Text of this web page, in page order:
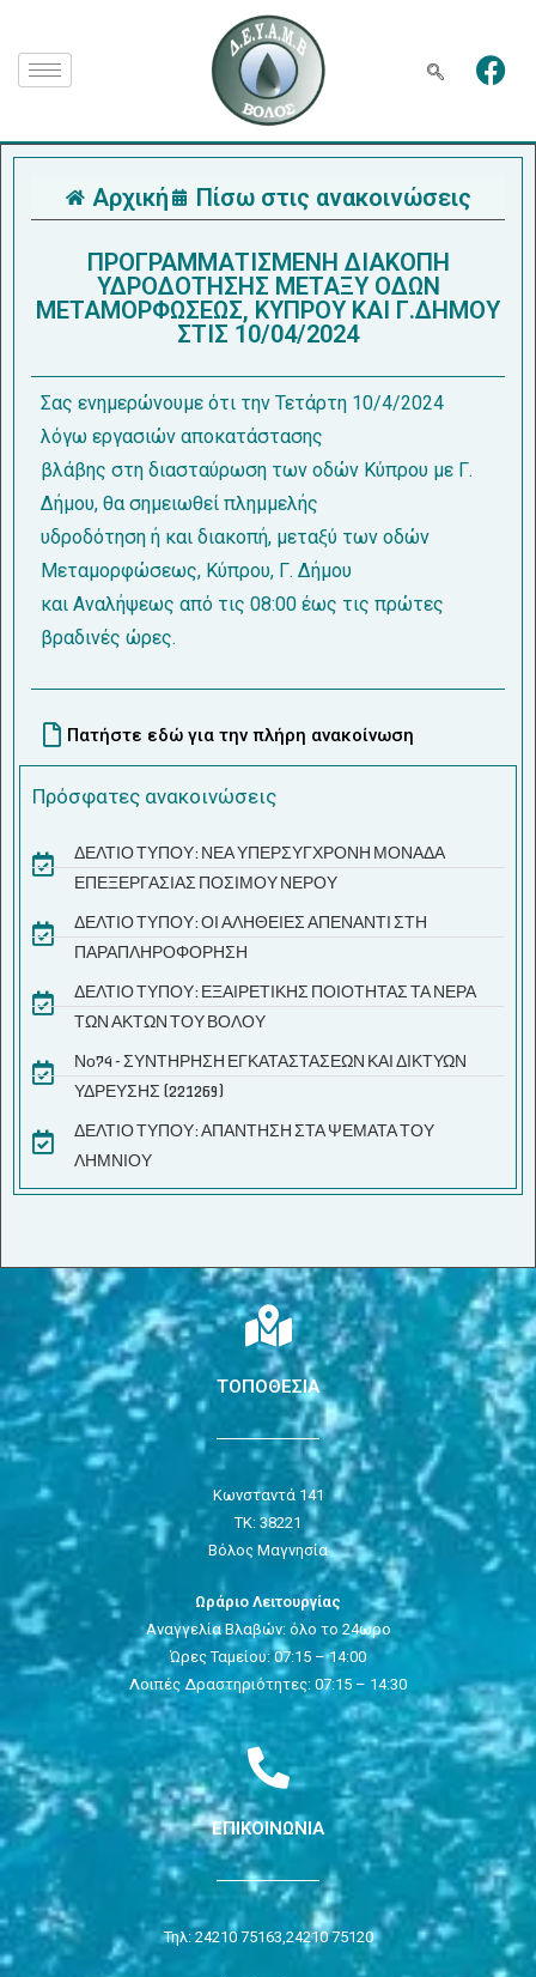
Αρχική Πίσω στις ανακοινώσεις
ΠΡΟΓΡΑΜΜΑΤΙΣΜΕΝΗ ΔΙΑΚΟΠΗ
ΥΔΡΟΔΟΤΗΣΗΣ ΜΕΤΑΞΥ ΟΔΩΝ
ΜΕΤΑΜΟΡΦΩΣΕΩΣ, ΚΥΠΡΟΥ ΚΑΙ Γ.ΔΗΜΟΥ
ΣΤΙΣ 10/04/2024
Σας ενημερώνουμε ότι την Τετάρτη 10/4/2024
λόγω εργασιών αποκατάστασης
βλάβης στη διασταύρωση των οδών Κύπρου με Γ.
Δήμου, θα σημειωθεί πλημμελής
υδροδότηση ή και διακοπή, μεταξύ των οδών
Μεταμορφώσεως, Κύπρου, Γ. Δήμου
και Αναλήψεως από τις 08:00 έως τις πρώτες
βραδινές ώρες.
Πατήστε εδώ για την πλήρη ανακοίνωση
Πρόσφατες ανακοινώσεις
ΔΕΛΤΙΟ ΤΥΠΟΥ: ΝΕΑ ΥΠΕΡΣΥΓΧΡΟΝΗ ΜΟΝΑΔΑ
ΕΠΕΞΕΡΓΑΣΙΑΣ ΠΟΣΙΜΟΥ ΝΕΡΟΥ
ΔΕΛΤΙΟ ΤΥΠΟΥ: ΟΙ ΑΛΗΘΕΙΕΣ ΑΠΕΝΑΝΤΙ ΣΤΗ
ΠΑΡΑΠΛΗΡΟΦΟΡΗΣΗ
ΔΕΛΤΙΟ ΤΥΠΟΥ: ΕΞΑΙΡΕΤΙΚΗΣ ΠΟΙΟΤΗΤΑΣ ΤΑ ΝΕΡΑ
ΤΩΝ ΑΚΤΩΝ ΤΟΥ ΒΟΛΟΥ
Νο74 - ΣΥΝΤΗΡΗΣΗ ΕΓΚΑΤΑΣΤΑΣΕΩΝ ΚΑΙ ΔΙΚΤΥΩΝ
ΥΔΡΕΥΣΗΣ (221269)
ΔΕΛΤΙΟ ΤΥΠΟΥ: ΑΠΑΝΤΗΣΗ ΣΤΑ ΨΕΜΑΤΑ ΤΟΥ
ΛΗΜΝΙΟΥ
ΤΟΠΟΘΕΣΙΑ
Κωνσταντά 141
ΤΚ: 38221
Βόλος Μαγνησία
Ωράριο Λειτουργίας
Αναγγελία Βλαβών: όλο το 24ωρο
Ώρες Ταμείου: 07:15 – 14:00
Λοιπές Δραστηριότητες: 07:15 – 14:30
ΕΠΙΚΟΙΝΩΝΙΑ
Τηλ: 24210 75163, 24210 75120